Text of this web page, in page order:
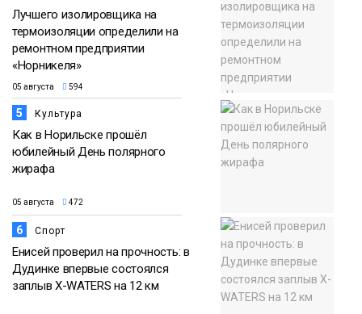
Лучшего изолировщика на
термоизоляции определили на
ремонтном предприятии
«Норникеля»
05 августа 594
5 Культура
Как в Норильске прошёл
юбилейный День полярного
жирафа
05 августа 472
6 Спорт
Енисей проверил на прочность: в
Дудинке впервые состоялся
заплыв X-WATERS на 12 км